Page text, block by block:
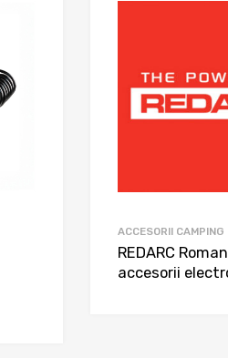
ACCESORII CAMPING
REDARC
accesorii